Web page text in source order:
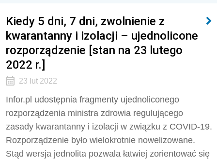
Kiedy 5 dni, 7 dni, zwolnienie z
kwarantanny i izolacji – ujednolicone
rozporządzenie [stan na 23 lutego
2022 r.]
23 lut 2022
Infor.pl udostępnia fragmenty ujednoliconego
rozporządzenia ministra zdrowia regulującego
zasady kwarantanny i izolacji w związku z COVID-19.
Rozporządzenie było wielokrotnie nowelizowane.
Stąd wersja jednolita pozwala łatwiej zorientować się